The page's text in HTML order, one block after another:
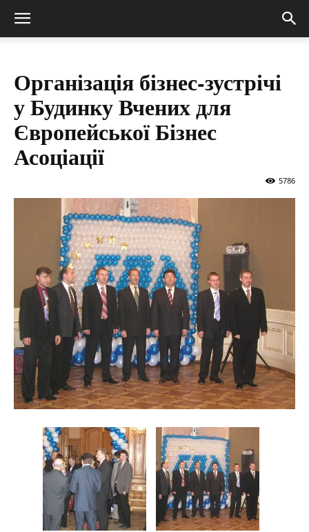
Організація бізнес-зустрічі
у Будинку Вчених для
Європейської Бізнес
Асоціації
5786